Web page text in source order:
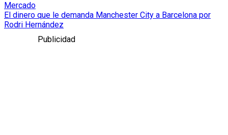
Mercado
El dinero que le demanda Manchester City a Barcelona por
Rodri Hernández
Publicidad